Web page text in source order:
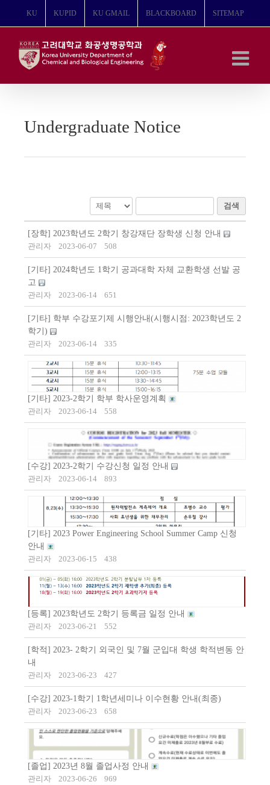
뛰
KU KUPID KU GMAIL BLACKBOARD SITEMAP
Undergraduate Notice
검색
[장학] 2023학년도 2학기 창강재단 장학생 신청 안내
관리자
2023-06-07 508
[기타] 2024학년도 1학기 공과대학 자체 교환학생 선발 공
고
관리자
2023-06-14 651
[기타] 학부 수강포기제 시행안내(시행시점: 2023학년도 2
학기)
관리자
2023-06-14 335
[기타] 2023-2학기 학부 학사운영계획
관리자
2023-06-14 558
[수강] 2023-2학기 수강신청 일정 안내
관리자
2023-06-14 893
[기타] 2023 Power Engineering School Summer Camp 신청
안내
관리자
2023-06-15 438
[등록] 2023학년도 2학기 등록금 일정 안내
관리자
2023-06-21 552
[학적] 2023- 2학기 외국인 및 7월 군입대 학생 학적변동 안
내
관리자
2023-06-23 427
[수강] 2023-1학기 1학년세미나 이수현황 안내(최종)
관리자
2023-06-23 658
[졸업] 2023년 8월 졸업사정 안내
관리자
2023-06-26 969